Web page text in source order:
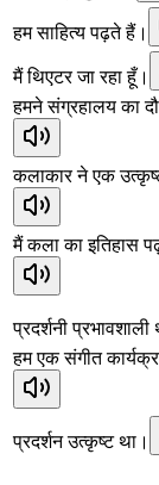
हम साहित्य पढ़ते हैं।
मैं थिएटर जा रहा हूँ।
हमने संग्रहालय का
कलाकार ने एक
मैं कला का इतिहास
प्रदर्शनी प्रभावशाली
हम एक संगीत
प्रदर्शन उत्कृष्ट था।